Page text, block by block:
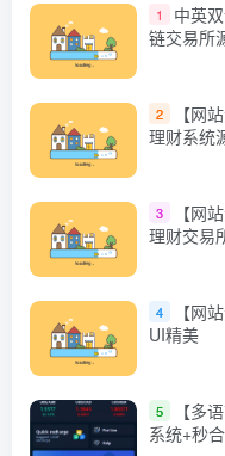
1
中英
链交易所
2
【网
理财系统
3
【网
理财交易
4
【网
UI精美
5
【多
系统+秒